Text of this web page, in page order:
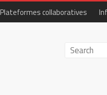
Plateformes collaboratives